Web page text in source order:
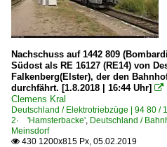
Nachschuss auf 1442 809
Südost als RE 16127 (RE14) von
Falkenberg(Elster), der den
durchfährt. [1.8.2018 | 16:44 Uhr] 
Clemens Kral
Deutschland / Elektrotriebzüge | 94 80
2· 'Hamsterbacke' Deutschland /
Meinsdorf
 430 1200x815 Px, 05.02.2019